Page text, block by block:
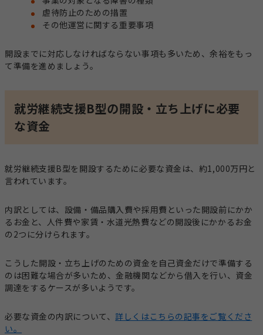
虐待防止のための措置
その他運営に関する重要事項
開設までに対応しなければならない事項も多いため、余裕をもっ
て準備を進めましょう。
就労継続支援B型の開設・立ち上げに必要
な資金
就労継続支援B型を開設するために必要な資金は、約1,000万円と
言われています。
内訳としては、設備・備品購入費や採用費といった開設前にかか
るお金と、人件費や家賃・水道光熱費などの開設後にかかるお金
の2つに分けられます。
こうした開設・立ち上げのための資金を自己資金だけで準備する
のは困難な場合が多いため、金融機関などから借入を行い、資金
調達をするケースが多いようです。
必要な資金の内訳について、 詳しくはこちらの記事をご覧くださ
い。